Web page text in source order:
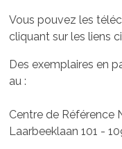
Vous pouvez les
cliquant sur les liens
Des exemplaires en
au :
Centre de Référence
Laarbeeklaan 101 -